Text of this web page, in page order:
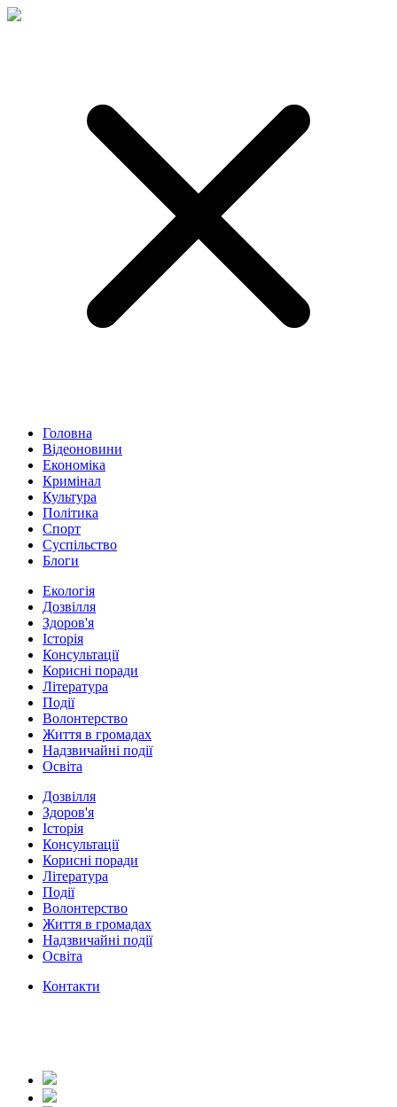
Головна
Відеоновини
Економіка
Кримінал
Культура
Політика
Спорт
Суспільство
Блоги
Екологія
Дозвілля
Здоров'я
Історія
Консультації
Корисні поради
Література
Події
Волонтерство
Життя в громадах
Надзвичайні події
Освіта
Дозвілля
Здоров'я
Історія
Консультації
Корисні поради
Література
Події
Волонтерство
Життя в громадах
Надзвичайні події
Освіта
Контакти